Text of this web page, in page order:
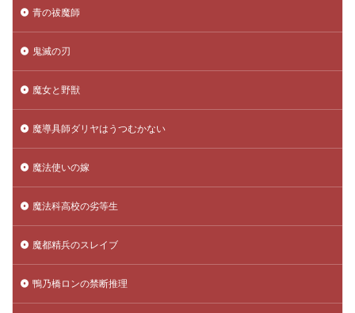
青の祓魔師
鬼滅の刃
魔女と野獣
魔導具師ダリヤはうつむかない
魔法使いの嫁
魔法科高校の劣等生
魔都精兵のスレイブ
鴨乃橋ロンの禁断推理